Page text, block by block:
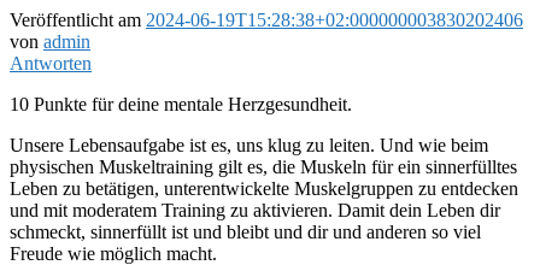
Veröffentlicht am 2024-06-19T15:28:38+02:000000003830202406
von admin
Antworten
10 Punkte für deine mentale Herzgesundheit.
Unsere Lebensaufgabe ist es, uns klug zu leiten. Und wie beim
physischen Muskeltraining gilt es, die Muskeln für ein sinnerfülltes
Leben zu betätigen, unterentwickelte Muskelgruppen zu entdecken
und mit moderatem Training zu aktivieren. Damit dein Leben dir
schmeckt, sinnerfüllt ist und bleibt und dir und anderen so viel
Freude wie möglich macht.